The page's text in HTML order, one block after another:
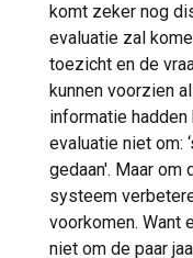
komt zeker nog
evaluatie zal
toezicht en de
kunnen voorzien
informatie
evaluatie niet om:
gedaan'. Maar om
systeem
voorkomen. Want
niet om de paar